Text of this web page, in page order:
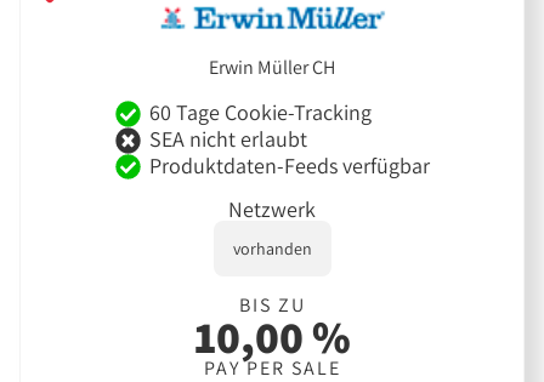
Erwin Müller CH
60 Tage Cookie-Tracking
SEA nicht erlaubt
Produktdaten-Feeds verfügbar
Netzwerk
vorhanden
BIS ZU
10,00 %
PAY PER SALE